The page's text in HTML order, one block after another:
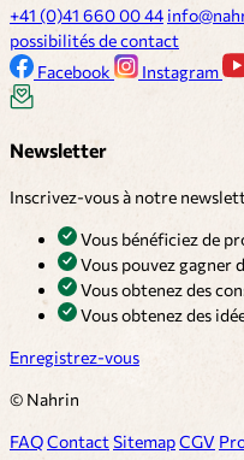
+41 (0)41 660 00 44
possibilités de contact
Facebook
Instagram
Newsletter
Inscrivez-vous à notre
Vous bénéficiez de
Vous pouvez gagner
Vous obtenez des
Vous obtenez des
Enregistrez-vous
© Nahrin
FAQContactSitemapCGV